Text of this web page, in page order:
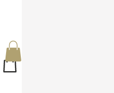
Inloggen